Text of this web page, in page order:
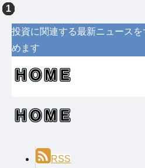
投資に関連する最新ニュース
めます
RSS